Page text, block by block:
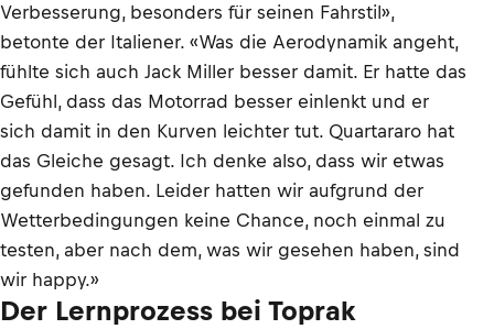
Verbesserung, besonders für seinen Fahrstil»,
betonte der Italiener. «Was die Aerodynamik angeht,
fühlte sich auch Jack Miller besser damit. Er hatte das
Gefühl, dass das Motorrad besser einlenkt und er
sich damit in den Kurven leichter tut. Quartararo hat
das Gleiche gesagt. Ich denke also, dass wir etwas
gefunden haben. Leider hatten wir aufgrund der
Wetterbedingungen keine Chance, noch einmal zu
testen, aber nach dem, was wir gesehen haben, sind
wir happy.»
Der Lernprozess bei Toprak